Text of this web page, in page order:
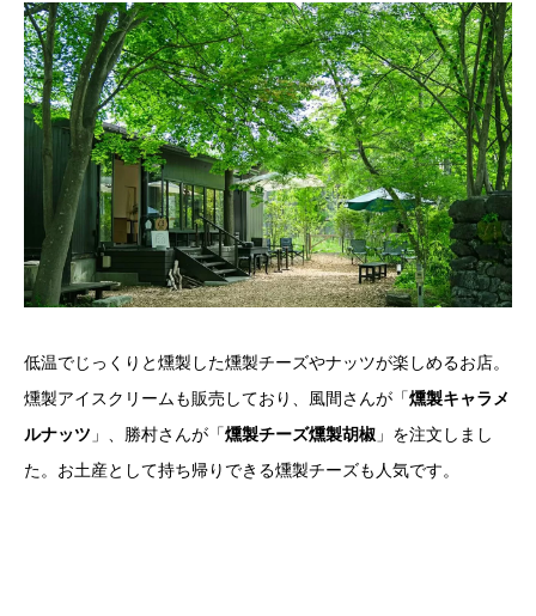
低温でじっくりと燻製した燻製チーズやナッツが楽しめるお店。
燻製アイスクリームも販売しており、風間さんが「燻製キャラメ
ルナッツ 」、勝村さんが「燻製チーズ燻製胡椒 」を注文しまし
た。お土産として持ち帰りできる燻製チーズも人気です。